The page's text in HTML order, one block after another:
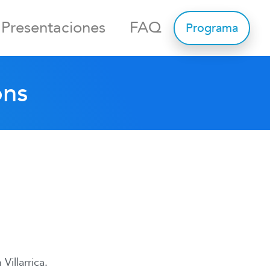
Presentaciones FAQ Programa